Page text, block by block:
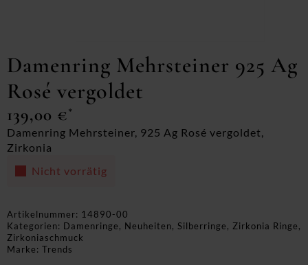
Damenring Mehrsteiner 925 Ag
Rosé vergoldet
139,00 €*
Damenring Mehrsteiner, 925 Ag Rosé vergoldet,
Zirkonia
Nicht vorrätig
Artikelnummer: 14890-00
Kategorien: Damenringe, Neuheiten, Silberringe, Zirkonia Ringe,
Zirkoniaschmuck
Marke: Trends